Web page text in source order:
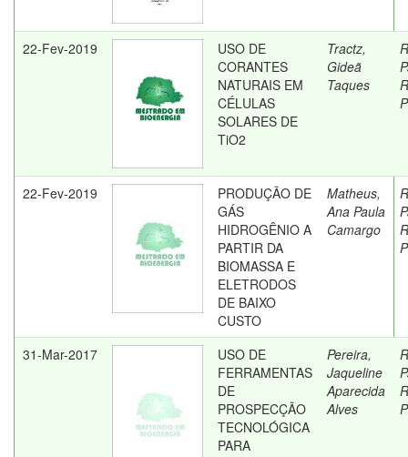
22-Fev-2019
USO DE
CORANTES
NATURAIS EM
CÉLULAS
SOLARES DE
TiO2
Tractz,
Gideã
Taques
22-Fev-2019
PRODUÇÃO DE
GÁS
HIDROGÊNIO A
PARTIR DA
BIOMASSA E
ELETRODOS
DE BAIXO
CUSTO
Matheus,
Ana Paula
Camargo
31-Mar-2017
USO DE
FERRAMENTAS
DE
PROSPECÇÃO
TECNOLÓGICA
PARA
Pereira,
Jaqueline
Aparecida
Alves